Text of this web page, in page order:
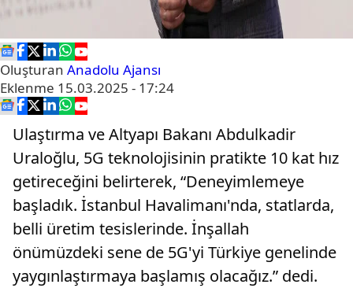
Oluşturan Anadolu Ajansı
Eklenme 15.03.2025 - 17:24
Ulaştırma ve Altyapı Bakanı Abdulkadir
Uraloğlu, 5G teknolojisinin pratikte 10 kat hız
getireceğini belirterek, “Deneyimlemeye
başladık. İstanbul Havalimanı'nda, statlarda,
belli üretim tesislerinde. İnşallah
önümüzdeki sene de 5G'yi Türkiye genelinde
yaygınlaştırmaya başlamış olacağız.” dedi.